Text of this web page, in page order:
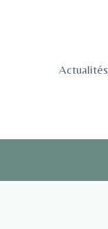
Actualités